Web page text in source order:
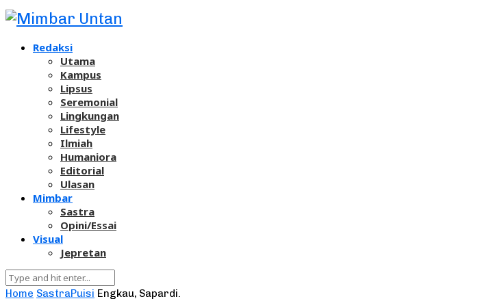
Redaksi
Utama
Kampus
Lipsus
Seremonial
Lingkungan
Lifestyle
Ilmiah
Humaniora
Editorial
Ulasan
Mimbar
Sastra
Opini/Essai
Visual
Jepretan
Home SastraPuisi Engkau, Sapardi.